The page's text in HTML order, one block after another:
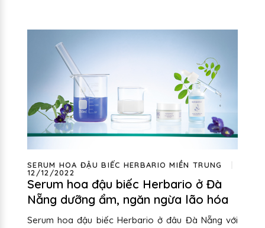
SERUM HOA ĐẬU BIẾC HERBARIO MIỀN TRUNG
12/12/2022
Serum hoa đậu biếc Herbario ở Đà
Nẵng dưỡng ẩm, ngăn ngừa lão hóa
Serum hoa đậu biếc Herbario ở đâu Đà Nẵng với